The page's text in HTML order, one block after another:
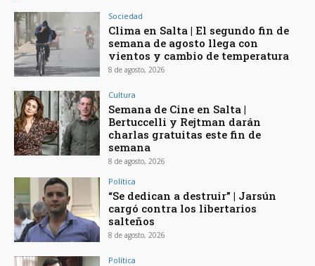
Sociedad
Clima en Salta | El segundo fin de
semana de agosto llega con
vientos y cambio de temperatura
8 de agosto, 2026
Cultura
Semana de Cine en Salta |
Bertuccelli y Rejtman darán
charlas gratuitas este fin de
semana
8 de agosto, 2026
Política
“Se dedican a destruir” | Jarsún
cargó contra los libertarios
salteños
8 de agosto, 2026
Política